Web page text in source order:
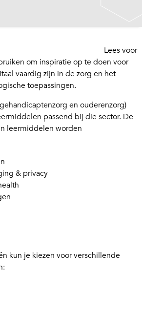
Lees voor
om inspiratie op te doen voor
vaardig zijn in de zorg en het
toepassingen.
en ouderenzorg)
passend bij die sector. De
leermiddelen worden
& privacy
kun je kiezen voor verschillende